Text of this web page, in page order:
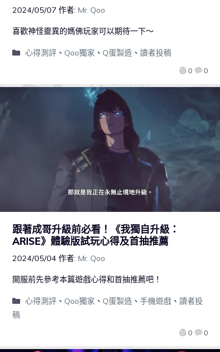
2024/05/07 作者: Mr. Qoo
0 0
喜歡神怪靈異的媽佛玩家可以期待一下～
心得測評、 Qoo獨家 、 Q蛋製造 、 讀者投稿
跟著成哥升級前必看！《我獨自升級：
ARISE》體驗版試玩心得及首抽推薦
2024/05/04 作者: Mr. Qoo
0 0
開服前先參考本篇遊戲心得和首抽推薦吧！
心得測評、 Qoo獨家 、 Q蛋製造 、 手機遊戲、 讀者投
稿